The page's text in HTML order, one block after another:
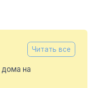
Читать все
на